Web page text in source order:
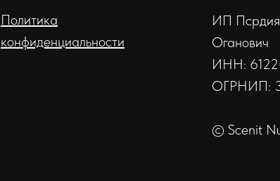
Политика
конфиденциальности
ИП
Оганович
ИНН:
ОГРНИП:
© Scenit